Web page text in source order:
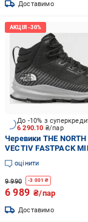
Доставимо
6 290.10 ₴/пар
Черевики THE NORTH
VECTIV FASTPACK
FUTURELIGHT
р.43 чорний
оцінити
9 990 -3 001 ₴
6 989 ₴/пар
Доставимо